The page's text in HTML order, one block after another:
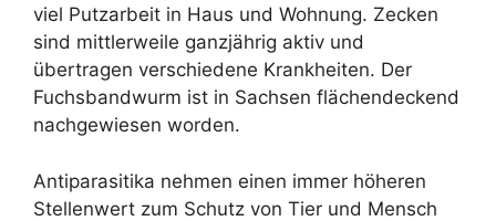
viel Putzarbeit in Haus und Wohnung. Zecken
sind mittlerweile ganzjährig aktiv und
übertragen verschiedene Krankheiten. Der
Fuchsbandwurm ist in Sachsen flächendeckend
nachgewiesen worden.
Antiparasitika nehmen einen immer höheren
Stellenwert zum Schutz von Tier und Mensch